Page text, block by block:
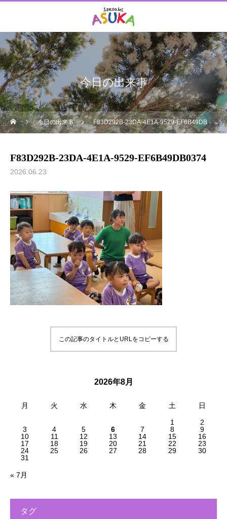
今日の出来事
今日の出来事 F83D292B-23DA-4E1A-9529-EF6B49DB0374
F83D292B-23DA-4E1A-9529-EF6B49DB0374
2026.06.23
この記事のタイトルとURLをコピーする
2026年8月
月 火 水 木 金 土 日
1
2
3
4 5 6 7 8
9
10
11 12 13 14 15
16
17
18 19 20 21 22
23
24
25 26 27 28 29
30
31
« 7月
タグ